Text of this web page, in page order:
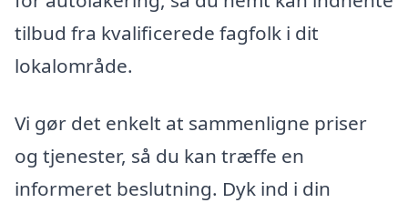
tilbud fra kvalificerede fagfolk i dit
lokalområde.
Vi gør det enkelt at sammenligne priser
og tjenester, så du kan træffe en
informeret beslutning. Dyk ind i din